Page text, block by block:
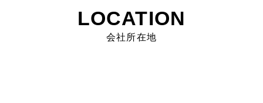
LOCATION
会社所在地